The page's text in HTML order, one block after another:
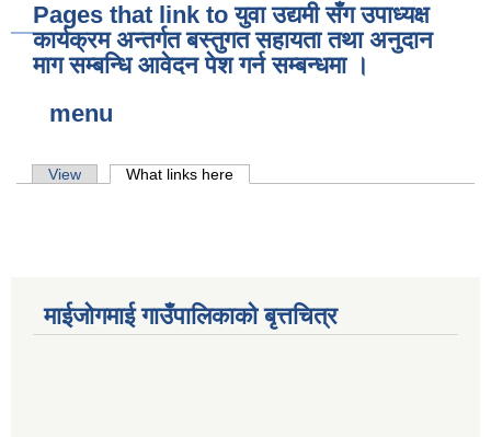
Pages that link to युवा उद्यमी सँग उपाध्यक्ष
कार्यक्रम अन्तर्गत बस्तुगत सहायता तथा अनुदान
माग सम्बन्धि आवेदन पेश गर्न सम्बन्धमा ।
menu
Primary tabs
View What links here
माईजोगमाई गाउँपालिकाको बृत्तचित्र